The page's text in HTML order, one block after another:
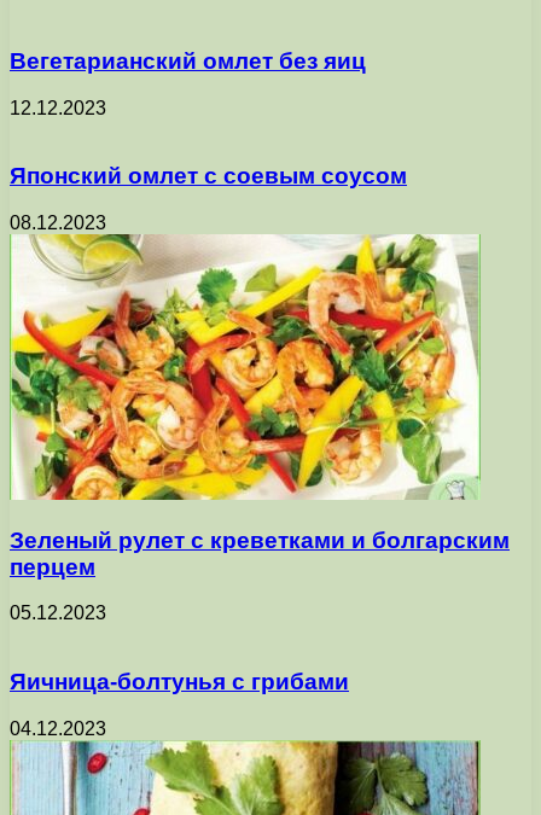
Вегетарианский омлет без яиц
12.12.2023
Японский омлет с соевым соусом
08.12.2023
Зеленый рулет с креветками и болгарским
перцем
05.12.2023
Яичница-болтунья с грибами
04.12.2023